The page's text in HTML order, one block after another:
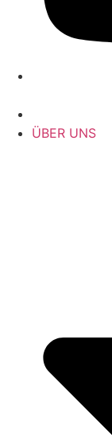
ÜBER UNS